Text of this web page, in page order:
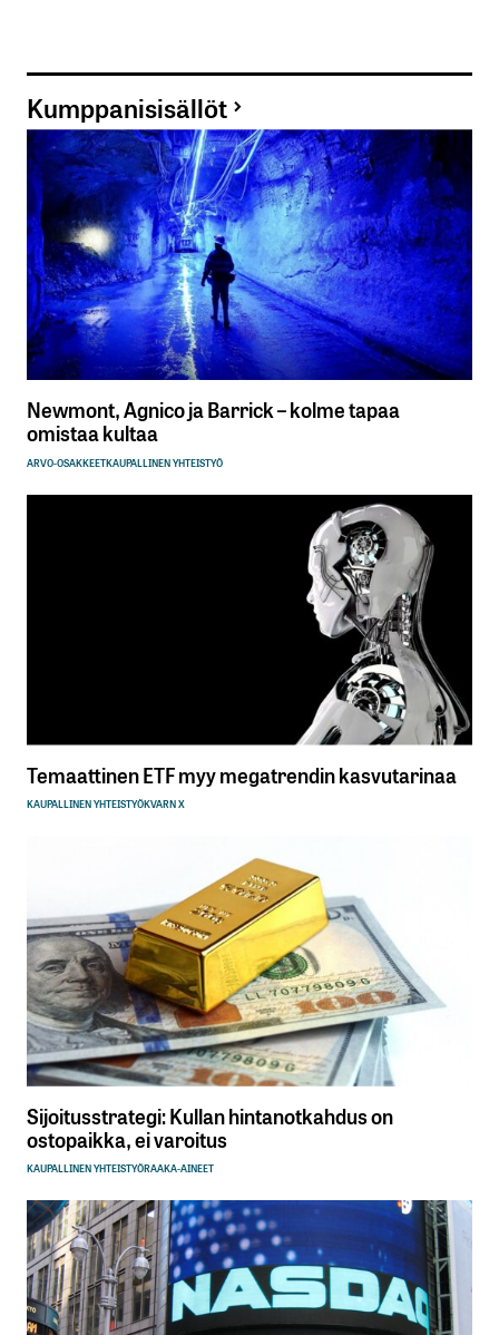
Kumppanisisällöt
Newmont, Agnico ja Barrick – kolme tapaa
omistaa kultaa
ARVO-OSAKKEETKAUPALLINEN YHTEISTYÖ
Temaattinen ETF myy megatrendin kasvutarinaa
KAUPALLINEN YHTEISTYÖKVARN X
Sijoitusstrategi: Kullan hintanotkahdus on
ostopaikka, ei varoitus
KAUPALLINEN YHTEISTYÖRAAKA-AINEET